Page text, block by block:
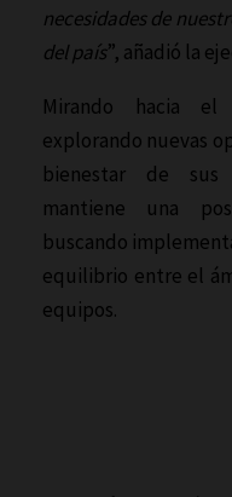
necesidades de
del país”, añadió la
Mirando hacia
explorando nuevas
bienestar de sus
mantiene una
buscando
equilibrio entre el
equipos.